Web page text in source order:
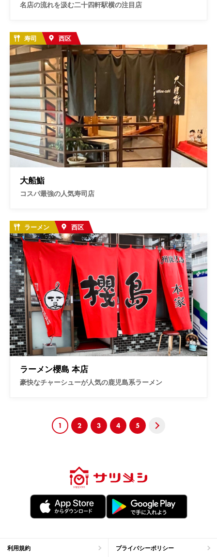
名店の流れを汲む二十四軒駅横の注目店
寿司 西区
大船鮨
コスパ最強の人気寿司店
ラーメン 西区
ラーメン櫻島 本店
豪快なチャーシューが人気の鹿児島系ラーメン
1 2 3 4
5
利用規約 プライバシーポリシー